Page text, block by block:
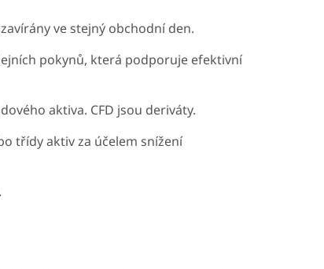
ve stejný obchodní den.
pokynů, která podporuje efektivní
aktiva. CFD jsou deriváty.
třídy aktiv za účelem snížení